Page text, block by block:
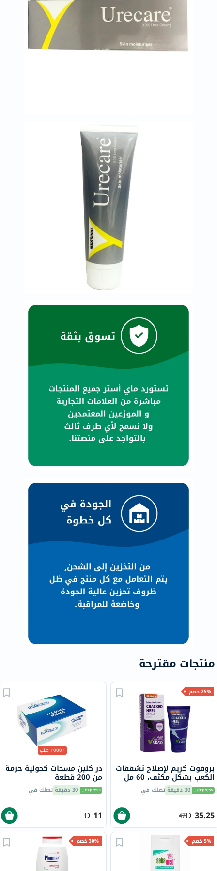
منتجات مقترحة
25% خصم
بروفوت كريم لإصلاح تشققات
الكعب بشكل مكثف، 60 مل
30 دقيقة تصلك في
35.25
47
+1000 طلب
در كلين مسحات كحولية حزمة
من 200 قطعة
30 دقيقة تصلك في
11
5% خصم 30% خصم